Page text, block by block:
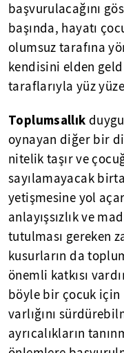
başvurulacağını
başında, hayatı
olumsuz tarafına
kendisini elden
taraflarıyla yüz
Toplumsallık
oynayan diğer bir
nitelik taşır ve
sayılamayacak
yetişmesine yol
anlayışsızlık ve
tutulması gereken
kusurların da
önemli katkısı
böyle bir çocuk
varlığını
ayrıcalıkların